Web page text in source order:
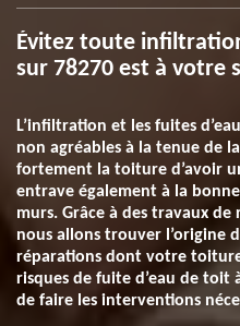
Évitez toute
sur 78270 est à votre
L’infiltration et les fuites
non agréables à la tenue de
fortement la toiture d’avoir
entrave également à la
murs. Grâce à des travaux
nous allons trouver l’origine
réparations dont votre
risques de fuite d’eau de toit
de faire les interventions